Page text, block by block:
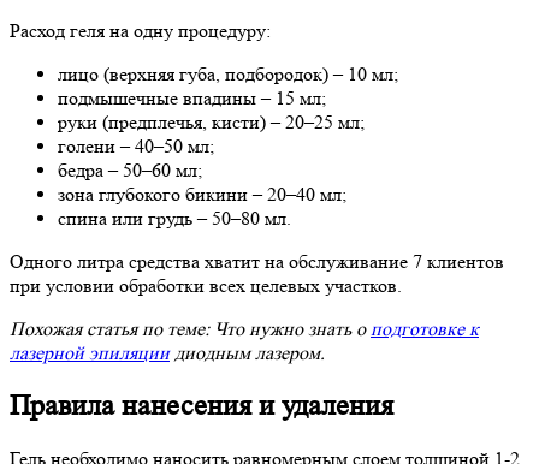
Расход геля на одну процедуру:
лицо (верхняя губа, подбородок) – 10 мл;
подмышечные впадины – 15 мл;
руки (предплечья, кисти) – 20–25 мл;
голени – 40–50 мл;
бедра – 50–60 мл;
зона глубокого бикини – 20–40 мл;
спина или грудь – 50–80 мл.
Одного литра средства хватит на обслуживание 7 клиентов
при условии обработки всех целевых участков.
Похожая статья по теме: Что нужно знать оподготовке к
лазерной эпиляциидиодным лазером.
Правила нанесения и удаления
Гель необходимо наносить равномерным слоем толщиной 1-2